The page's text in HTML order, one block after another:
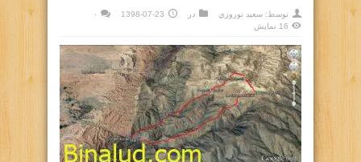
توسط: سعيد نوروزي در 1398-07-23
۰
16 نمایش